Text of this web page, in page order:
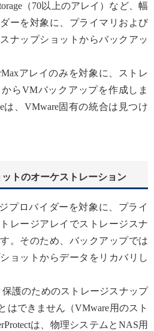
（70以上のアレイ）など、幅
ーを対象に、プライマリおよび
ナップショットからバックアッ
アレイのみを対象に、ストレ
らVMバックアップを作成しま
は、VMware固有の統合は見つけ
トのオーケストレーション
プロバイダーを対象に、プライ
レージアレイでストレージスナ
。そのため、バックアップでは
ョットからデータをリカバリし
保護のためのストレージスナップ
はできません（VMware用のスト
は、物理システムとNAS用